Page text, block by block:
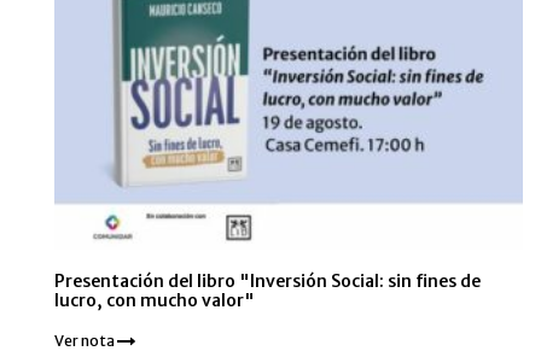
Presentación del libro "Inversión Social: sin fines de
lucro, con mucho valor"
Ver nota